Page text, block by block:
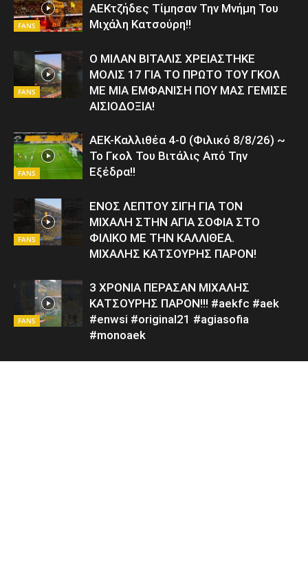
FANS
ΑΕΚτζήδες Τίμησαν Την Μνήμη Του
Μιχάλη Κατσούρη!!
FANS
Ο ΜΙΛΑΝ ΒΙΤΑΛΙΣ ΧΡΕΙΑΣΤΗΚΕ
ΜΟΛΙΣ 17 ΓΙΑ ΤΟ ΠΡΩΤΟ ΤΟΥ ΓΚΟΛ
ΜΕ ΜΙΑ ΕΜΦΑΝΙΣΗ ΠΟΥ ΜΑΣ ΓΕΜΙΣΕ
ΑΙΣΙΟΔΟΞΙΑ!
FANS
ΑΕΚ-Καλλιθέα 4-0 (Φιλικό 8/8/26) ~
Το Γκολ Του Βιτάλις Από Την
Εξέδρα!!
FANS
ΕΝΟΣ ΛΕΠΤΟΥ ΣΙΓΗ ΓΙΑ ΤΟΝ
ΜΙΧΑΛΗ ΣΤΗΝ ΑΓΙΑ ΣΟΦΙΑ ΣΤΟ
ΦΙΛΙΚΟ ΜΕ ΤΗΝ ΚΑΛΛΙΘΕΑ.
ΜΙΧΑΛΗΣ ΚΑΤΣΟΥΡΗΣ ΠΑΡΟΝ!
FANS
3 ΧΡΟΝΙΑ ΠΕΡΑΣΑΝ ΜΙΧΑΛΗΣ
ΚΑΤΣΟΥΡΗΣ ΠΑΡΟΝ!!! #aekfc #aek
#enwsi #original21 #agiasofia
#monoaek